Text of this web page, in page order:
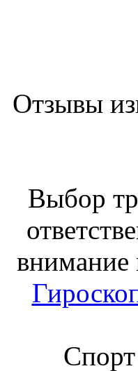
Отзывы
Выбор
внимание